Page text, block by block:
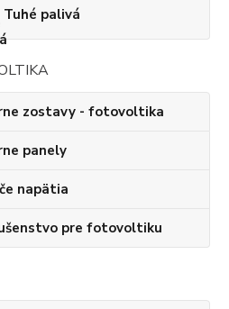
Tuhé palivá
zostavy - fotovoltika
panely
napätia
pre fotovoltiku